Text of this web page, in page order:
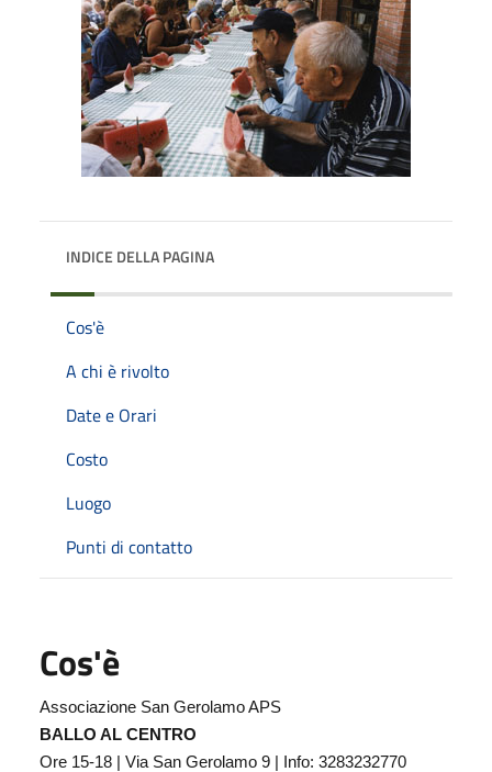
INDICE DELLA PAGINA
Cos'è
A chi è rivolto
Date e Orari
Costo
Luogo
Punti di contatto
Cos'è
Associazione San Gerolamo APS
BALLO AL CENTRO
Ore 15-18 | Via San Gerolamo 9 | Info: 3283232770